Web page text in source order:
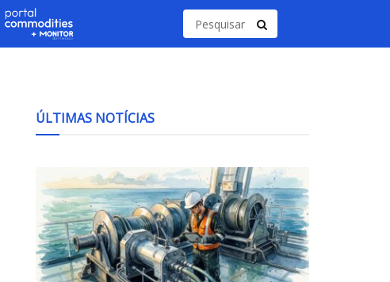
ÚLTIMAS NOTÍCIAS